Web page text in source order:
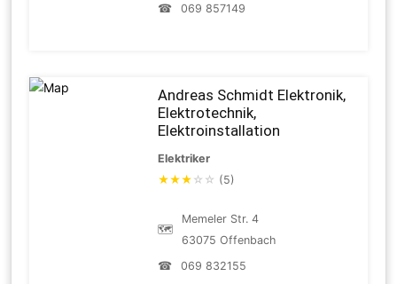
☎ 069 857149
Andreas Schmidt Elektronik,
Elektrotechnik,
Elektroinstallation
Elektriker
★★★ ☆ ☆ (5)
🗺
Memeler Str. 4
63075 Offenbach
☎
069 832155